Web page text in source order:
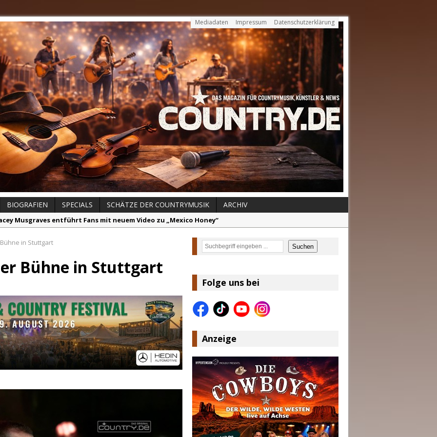
Mediadaten Impressum Datenschutzerklärung
BIOGRAFIEN SPECIALS SCHÄTZE DER COUNTRYMUSIK
ARCHIV
Musgraves entführt Fans mit neuem Video zu „Mexico Honey“
Volt – „Sound Signal Serenades“ erscheint am 28. August
Music Hot News – 2. August 2026: Dolly Parton, Bill Anderson und Shaboozey im Fokus
Johnson & The Hollywood Hillbillies kündigen neues Album mit „Better Days Ahead“ an
für Euer Vertrauen: Country.de erreicht täglich rund 10.000 Leser
in Stuttgart
Bühne in Stuttgart
Suchen Suchen
Folge uns bei
Anzeige